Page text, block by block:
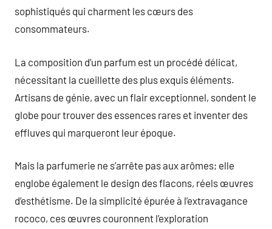
sophistiqués qui charment les cœurs des
consommateurs.
La composition d’un parfum est un procédé délicat,
nécessitant la cueillette des plus exquis éléments.
Artisans de génie, avec un flair exceptionnel, sondent le
globe pour trouver des essences rares et inventer des
effluves qui marqueront leur époque.
Mais la parfumerie ne s’arrête pas aux arômes; elle
englobe également le design des flacons, réels œuvres
d’esthétisme. De la simplicité épurée à l’extravagance
rococo, ces œuvres couronnent l’exploration